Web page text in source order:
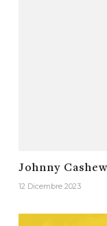
Johnny
12 Dicembre 2023